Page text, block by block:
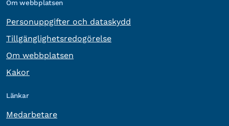
Om webbplatsen
Personuppgifter och dataskydd
Tillgänglighetsredogörelse
Om webbplatsen
Kakor
Länkar
Medarbetare